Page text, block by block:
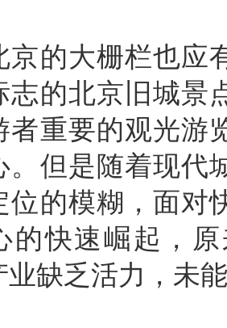
大栅栏也应有
志的北京旧城景
者重要的观光游
。但是随着现代
位的模糊，面对
的快速崛起，
业缺乏活力，未